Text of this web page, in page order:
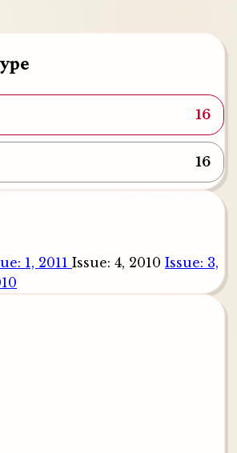
16
16
1, 2011 Issue: 4, 2010 Issue: 3,